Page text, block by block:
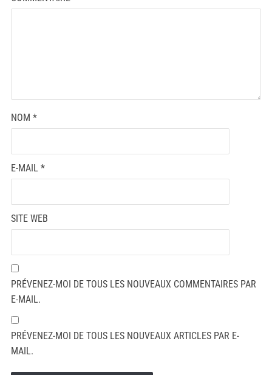
NOM *
E-MAIL *
SITE WEB
PRÉVENEZ-MOI DE TOUS LES NOUVEAUX COMMENTAIRES PAR
E-MAIL.
PRÉVENEZ-MOI DE TOUS LES NOUVEAUX ARTICLES PAR E-
MAIL.